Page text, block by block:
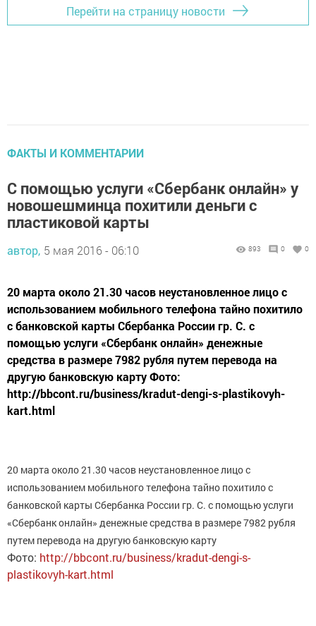
Перейти на страницу новости
ФАКТЫ И КОММЕНТАРИИ
С помощью услуги «Сбербанк онлайн» у
новошешминца похитили деньги с
пластиковой карты
автор, 5 мая 2016 - 06:10 893 0 0
20 марта около 21.30 часов неустановленное лицо с
использованием мобильного телефона тайно похитило
с банковской карты Сбербанка России гр. С. с
помощью услуги «Сбербанк онлайн» денежные
средства в размере 7982 рубля путем перевода на
другую банковскую карту Фото:
http://bbcont.ru/business/kradut-dengi-s-plastikovyh-
kart.html
20 марта около 21.30 часов неустановленное лицо с
использованием мобильного телефона тайно похитило с
банковской карты Сбербанка России гр. С. с помощью услуги
«Сбербанк онлайн» денежные средства в размере 7982 рубля
путем перевода на другую банковскую карту
Фото: http://bbcont.ru/business/kradut-dengi-s-
plastikovyh-kart.html